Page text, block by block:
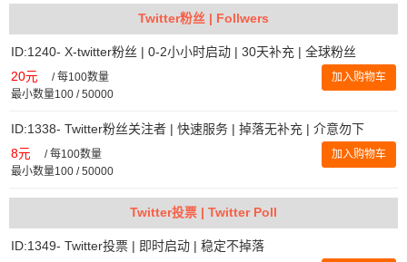
Twitter粉丝 | Follwers
ID:1240- X-twitter粉丝 | 0-2小小时启动 | 30天补充 | 全球粉丝
20元 /每100数量
最小数量100 / 50000
加入购物车
ID:1338- Twitter粉丝关注者 | 快速服务 | 掉落无补充 | 介意勿下
8元 /每100数量
最小数量100 / 50000
加入购物车
Twitter投票 | Twitter Poll
ID:1349- Twitter投票 | 即时启动 | 稳定不掉落